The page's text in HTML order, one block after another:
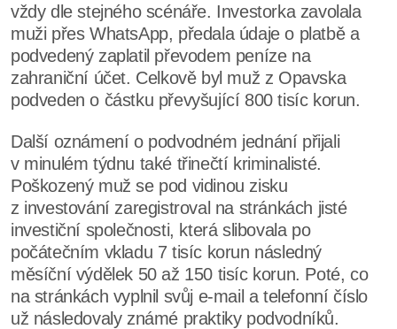
vždy dle stejného scénáře. Investorka zavolala
muži přes WhatsApp, předala údaje o platbě a
podvedený zaplatil převodem peníze na
zahraniční účet. Celkově byl muž z Opavska
podveden o částku převyšující 800 tisíc korun.
Další oznámení o podvodném jednání přijali
v minulém týdnu také třinečtí kriminalisté.
Poškozený muž se pod vidinou zisku
z investování zaregistroval na stránkách jisté
investiční společnosti, která slibovala po
počátečním vkladu 7 tisíc korun následný
měsíční výdělek 50 až 150 tisíc korun. Poté, co
na stránkách vyplnil svůj e-mail a telefonní číslo
už následovaly známé praktiky podvodníků.